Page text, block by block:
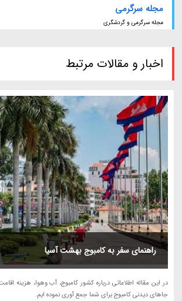
مجله سرگرمی
مجله سرگرمی و گردشگری
اخبار و مقالات مرتبط
راهنمای سفر به کامبوج بهشت آسیا
در این مقاله اطلاعاتی درباره کشور کامبوج، آب وهوا، هزینه
جاهای دیدنی کامبوج برای شما جمع آوری نموده ایم.